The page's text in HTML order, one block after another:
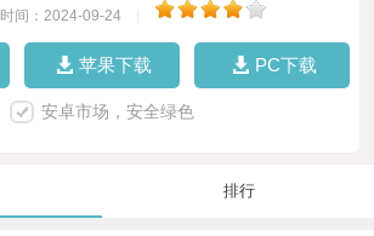
时间：2024-09-24
苹果下载 PC下载
安卓市场，安全绿色
排行